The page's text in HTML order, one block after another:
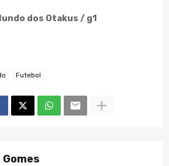
dos Otakus / g1
Futebol